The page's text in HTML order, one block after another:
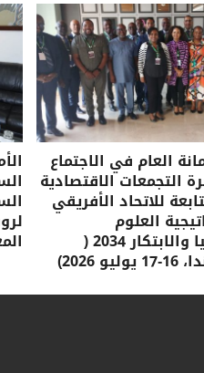
العام في الاجتماع
التجمعات الاقتصادية
للاتحاد الأفريقي
العلوم
والتكنولوجيا والابتكار 2034 (
2026)